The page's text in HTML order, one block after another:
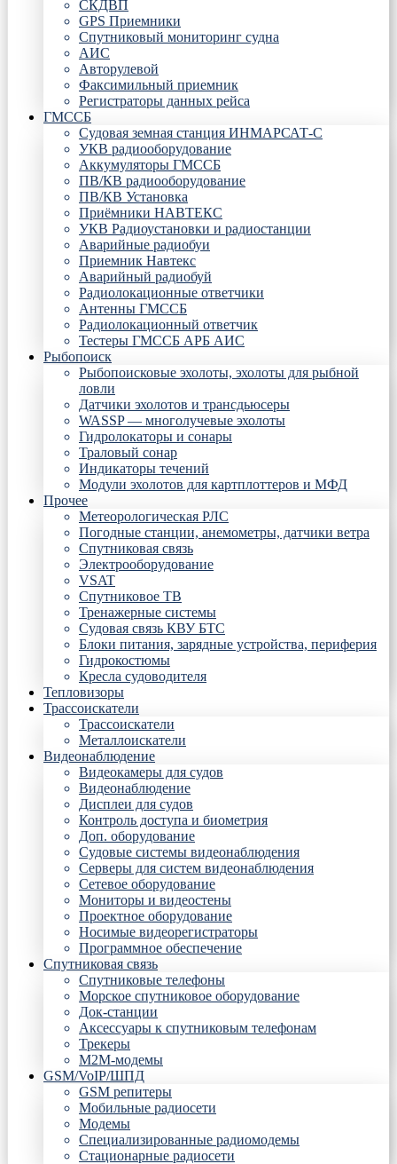
СКДВП
GPS Приемники
Спутниковый мониторинг судна
АИС
Авторулевой
Факсимильный приемник
Регистраторы данных рейса
ГМССБ
Судовая земная станция ИНМАРСАТ-С
УКВ радиооборудование
Аккумуляторы ГМССБ
ПВ/КВ радиооборудование
ПВ/КВ Установка
Приёмники НАВТЕКС
УКВ Радиоустановки и радиостанции
Аварийные радиобуи
Приемник Навтекс
Аварийный радиобуй
Радиолокационные ответчики
Антенны ГМССБ
Радиолокационный ответчик
Тестеры ГМССБ АРБ АИС
Рыбопоиск
Рыбопоисковые эхолоты, эхолоты для рыбной
ловли
Датчики эхолотов и трансдьюсеры
WASSP — многолучевые эхолоты
Гидролокаторы и сонары
Траловый сонар
Индикаторы течений
Модули эхолотов для картплоттеров и МФД
Прочее
Метеорологическая РЛС
Погодные станции, анемометры, датчики ветра
Спутниковая связь
Электрооборудование
VSAT
Спутниковое ТВ
Тренажерные системы
Судовая связь КВУ БТС
Блоки питания, зарядные устройства, периферия
Гидрокостюмы
Кресла судоводителя
Тепловизоры
Трассоискатели
Трассоискатели
Металлоискатели
Видеонаблюдение
Видеокамеры для судов
Видеонаблюдение
Дисплеи для судов
Контроль доступа и биометрия
Доп. оборудование
Судовые системы видеонаблюдения
Серверы для систем видеонаблюдения
Сетевое оборудование
Мониторы и видеостены
Проектное оборудование
Носимые видеорегистраторы
Программное обеспечение
Спутниковая связь
Спутниковые телефоны
Морское спутниковое оборудование
Док-станции
Аксессуары к спутниковым телефонам
Трекеры
М2М-модемы
GSM/VoIP/ШПД
GSM репитеры
Мобильные радиосети
Модемы
Специализированные радиомодемы
Стационарные радиосети